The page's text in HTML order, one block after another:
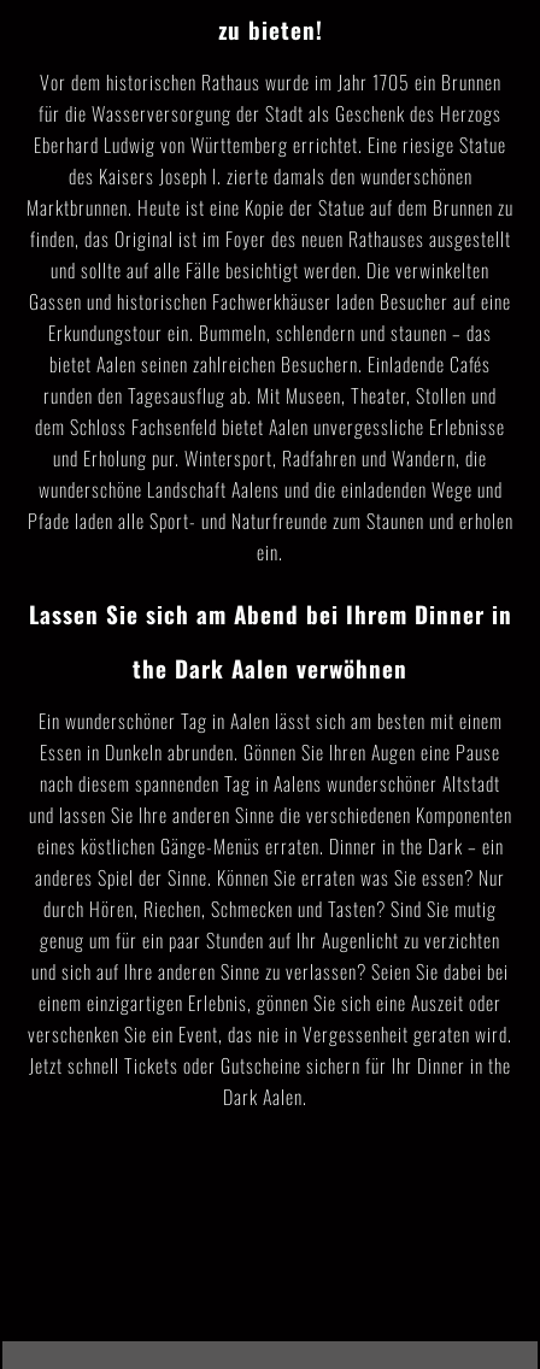
zu bieten!
Vor dem historischen Rathaus wurde im Jahr 1705 ein Brunnen
für die Wasserversorgung der Stadt als Geschenk des Herzogs
Eberhard Ludwig von Württemberg errichtet. Eine riesige Statue
des Kaisers Joseph I. zierte damals den wunderschönen
Marktbrunnen. Heute ist eine Kopie der Statue auf dem Brunnen zu
finden, das Original ist im Foyer des neuen Rathauses ausgestellt
und sollte auf alle Fälle besichtigt werden. Die verwinkelten
Gassen und historischen Fachwerkhäuser laden Besucher auf eine
Erkundungstour ein. Bummeln, schlendern und staunen – das
bietet Aalen seinen zahlreichen Besuchern. Einladende Cafés
runden den Tagesausflug ab. Mit Museen, Theater, Stollen und
dem Schloss Fachsenfeld bietet Aalen unvergessliche Erlebnisse
und Erholung pur. Wintersport, Radfahren und Wandern, die
wunderschöne Landschaft Aalens und die einladenden Wege und
Pfade laden alle Sport- und Naturfreunde zum Staunen und erholen
ein.
Lassen Sie sich am Abend bei Ihrem Dinner in
the Dark Aalen verwöhnen
Ein wunderschöner Tag in Aalen lässt sich am besten mit einem
Essen in Dunkeln abrunden. Gönnen Sie Ihren Augen eine Pause
nach diesem spannenden Tag in Aalens wunderschöner Altstadt
und lassen Sie Ihre anderen Sinne die verschiedenen Komponenten
eines köstlichen Gänge-Menüs erraten. Dinner in the Dark – ein
anderes Spiel der Sinne. Können Sie erraten was Sie essen? Nur
durch Hören, Riechen, Schmecken und Tasten? Sind Sie mutig
genug um für ein paar Stunden auf Ihr Augenlicht zu verzichten
und sich auf Ihre anderen Sinne zu verlassen? Seien Sie dabei bei
einem einzigartigen Erlebnis, gönnen Sie sich eine Auszeit oder
verschenken Sie ein Event, das nie in Vergessenheit geraten wird.
Jetzt schnell Tickets oder Gutscheine sichern für Ihr Dinner in the
Dark Aalen.